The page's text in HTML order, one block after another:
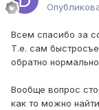
Всем спасибо за
Т.е. сам
обратно
Вообще вопрос
как то можно